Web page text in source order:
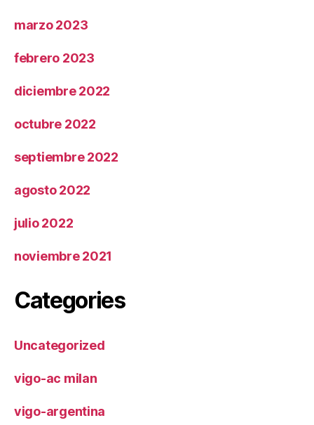
marzo 2023
febrero 2023
diciembre 2022
octubre 2022
septiembre 2022
agosto 2022
julio 2022
noviembre 2021
Categories
Uncategorized
vigo-ac milan
vigo-argentina